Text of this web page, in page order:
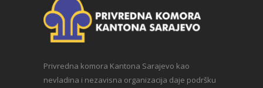
Privredna komora Kantona Sarajevo kao
nevladina i nezavisna organizacija daje podršku